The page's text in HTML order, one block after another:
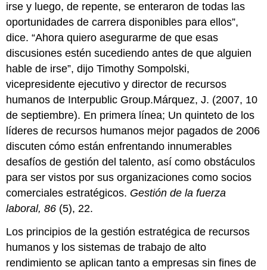
irse y luego, de repente, se enteraron de todas las
oportunidades de carrera disponibles para ellos”,
dice. “Ahora quiero asegurarme de que esas
discusiones estén sucediendo antes de que alguien
hable de irse”, dijo Timothy Sompolski,
vicepresidente ejecutivo y director de recursos
humanos de Interpublic Group.Márquez, J. (2007, 10
de septiembre). En primera línea; Un quinteto de los
líderes de recursos humanos mejor pagados de 2006
discuten cómo están enfrentando innumerables
desafíos de gestión del talento, así como obstáculos
para ser vistos por sus organizaciones como socios
comerciales estratégicos. Gestión de la fuerza
laboral, 86 (5), 22.
Los principios de la gestión estratégica de recursos
humanos y los sistemas de trabajo de alto
rendimiento se aplican tanto a empresas sin fines de